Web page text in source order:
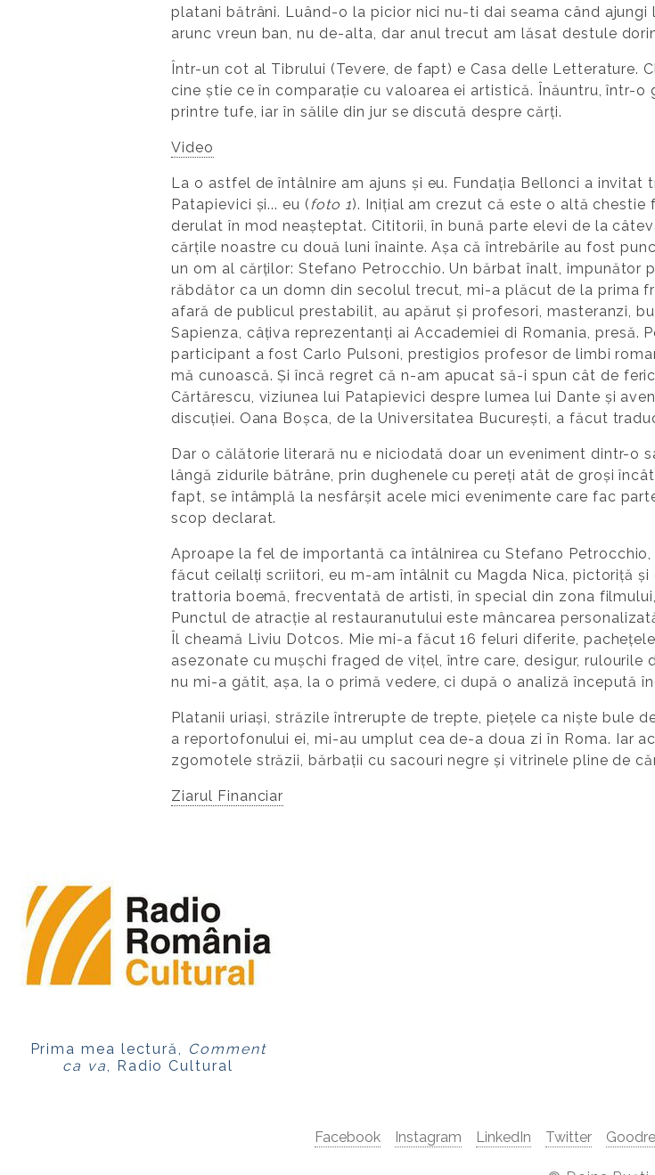
platani bătrâni. Luând-o la picior nici nu-ti dai seama când
arunc vreun ban, nu de-alta, dar anul trecut am lăsat destule
Într-un cot al Tibrului (Tevere, de fapt) e Casa delle Letterature.
cine știe ce în comparație cu valoarea ei artistică. Înăuntru, într-
printre tufe, iar în sălile din jur se discută despre cărți.
Video
La o astfel de întâlnire am ajuns și eu. Fundația Bellonci a invitat
Patapievici și... eu ( foto 1). Inițial am crezut că este o altă
derulat în mod neașteptat. Cititorii, în bună parte elevi de la
cărțile noastre cu două luni înainte. Așa că întrebările au fost
un om al cărților: Stefano Petrocchio. Un bărbat înalt, impunător
răbdător ca un domn din secolul trecut, mi-a plăcut de la prima
afară de publicul prestabilit, au apărut și profesori, masteranzi,
Sapienza, câțiva reprezentanți ai Accademiei di Romania, presă.
participant a fost Carlo Pulsoni, prestigios profesor de limbi
mă cunoască. Și încă regret că n-am apucat să-i spun cât de
Cărtărescu, viziunea lui Patapievici despre lumea lui Dante și
discuției. Oana Boșca, de la Universitatea București, a făcut
Dar o călătorie literară nu e niciodată doar un eveniment dintr-o
lângă zidurile bătrâne, prin dughenele cu pereți atât de groși
fapt, se întâmplă la nesfârșit acele mici evenimente care fac
scop declarat.
Aproape la fel de importantă ca întâlnirea cu Stefano
făcut ceilalți scriitori, eu m-am întâlnit cu Magda Nica, pictoriță
trattoria boemă, frecventată de artisti, în special din zona
Punctul de atracție al restauranutului este mâncarea
Îl cheamă Liviu Dotcos. Mie mi-a făcut 16 feluri diferite,
asezonate cu mușchi fraged de vițel, între care, desigur,
nu mi-a gătit, așa, la o primă vedere, ci după o analiză începută
Platanii uriași, străzile întrerupte de trepte, piețele ca niște bule
a reportofonului ei, mi-au umplut cea de-a doua zi în Roma. Iar
zgomotele străzii, bărbații cu sacouri negre și vitrinele pline de
Ziarul Financiar
Prima mea lectură,
Comment
ca va
, Radio Cultural
Facebook Instagram LinkedIn Twitter